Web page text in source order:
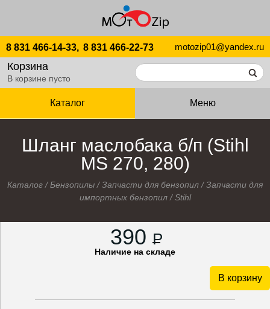
8 831 466-14-33, 8 831 466-22-73 motozip01@yandex.ru
Корзина
В корзине пусто
Каталог Меню
Шланг маслобака б/п (Stihl
MS 270, 280)
Каталог /Бензопилы /Запчасти для бензопил /Запчасти для
импортных бензопил/Stihl
390 P
Наличие на складе
В корзину